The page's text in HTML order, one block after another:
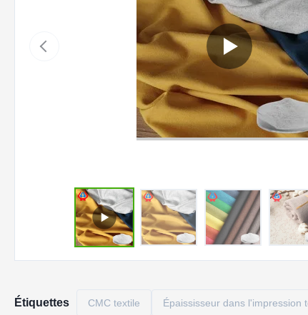
Étiquettes CMC textile Épaississeur dans l'impression